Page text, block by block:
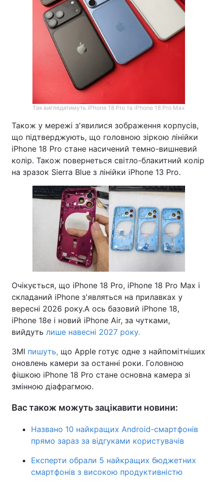
Так виглядатимуть iPhone 18 Pro та iPhone 18 Pro Max
Також у мережі з'явилися зображення корпусів,
що підтверджують, що головною зіркою лінійки
iPhone 18 Pro стане насичений темно-вишневий
колір. Також повернеться світло-блакитний колір
на зразок Sierra Blue з лінійки iPhone 13 Pro.
Очікується, що iPhone 18 Pro, iPhone 18 Pro Max і
складаний iPhone з'являться на прилавках у
вересні 2026 року.А ось базовий iPhone 18,
iPhone 18e і новий iPhone Air, за чутками,
вийдуть лише навесні 2027 року.
ЗМІ пишуть, що Apple готує одне з найпомітніших
оновлень камери за останні роки. Головною
фішкою iPhone 18 Pro стане основна камера зі
змінною діафрагмою.
Вас також можуть зацікавити новини:
Названо 10 найкращих Android-смартфонів
прямо зараз за відгуками користувачів
Експерти обрали 5 найкращих бюджетних
смартфонів з високою продуктивністю